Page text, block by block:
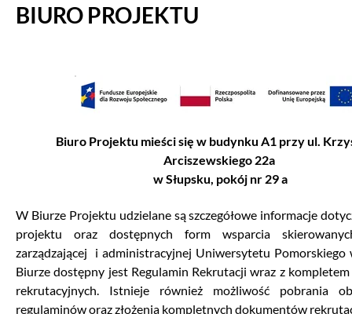
BIURO PROJEKTU
Biuro Projektu mieści się w budynku A1 przy ul.
Arciszewskiego 22a
w Słupsku, pokój nr 29 a
W Biurze Projektu udzielane są szczegółowe informacje
projektu oraz dostępnych form wsparcia
zarządzającej i administracyjnej Uniwersytetu Pomorskiego
Biurze dostępny jest Regulamin Rekrutacji wraz z
rekrutacyjnych. Istnieje również możliwość pobrania
regulaminów oraz złożenia kompletnych dokumentów